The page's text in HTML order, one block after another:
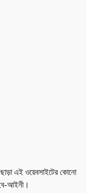
এই ওয়েবসাইটের কোনো
আইনী।